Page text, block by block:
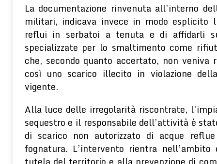
La documentazione rinvenuta all’interno
militari, indicava invece in modo esplicito
reflui in serbatoi a tenuta e di affidarli
specializzate per lo smaltimento come
che, secondo quanto accertato, non veniva
così uno scarico illecito in violazione
vigente.
Alla luce delle irregolarità riscontrate,
sequestro e il responsabile dell’attività è
di scarico non autorizzato di acque
fognatura. L’intervento rientra